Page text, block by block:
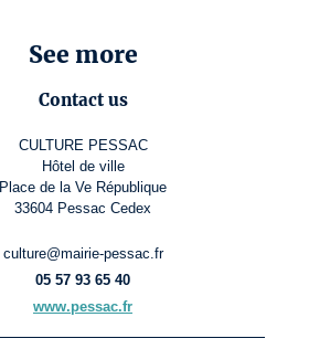
See more
Contact us
CULTURE PESSAC
Hôtel de ville
Place de la Ve République
33604 Pessac Cedex
culture@mairie-pessac.fr
05 57 93 65 40
www.pessac.fr